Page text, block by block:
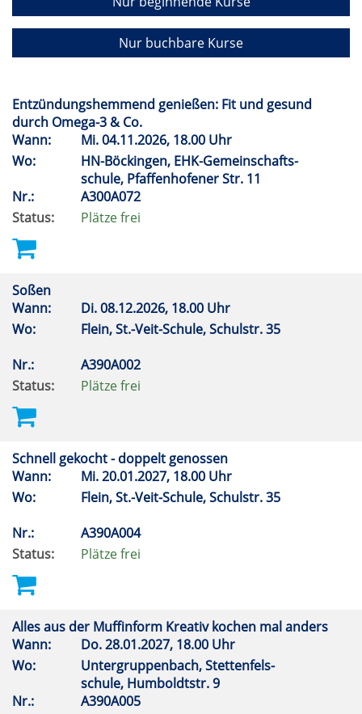
Nur buchbare Kurse
Entzündungshemmend genießen: Fit und gesund
durch Omega-3 & Co.
Wann:
Mi.04.11.2026, 18.00 Uhr
Wo:
HN-Böckingen, EHK-Gemeinschafts-
schule, Pfaffenhofener Str. 11
Nr.:
A300A072
Status:
Plätze frei
Soßen
Wann:
Di.08.12.2026, 18.00 Uhr
Wo:
Flein, St.-Veit-Schule, Schulstr. 35
Nr.:
A390A002
Status:
Plätze frei
Schnell gekocht - doppelt genossen
Wann:
Mi.20.01.2027, 18.00 Uhr
Wo:
Flein, St.-Veit-Schule, Schulstr. 35
Nr.:
A390A004
Status:
Plätze frei
Alles aus der Muffinform Kreativ kochen mal anders
Wann:
Do.28.01.2027, 18.00 Uhr
Wo:
Untergruppenbach, Stettenfels-
schule, Humboldtstr. 9
Nr.:
A390A005